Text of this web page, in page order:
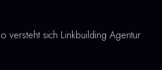
versteht sich Linkbuilding Agentur